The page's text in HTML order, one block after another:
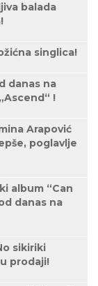
balada
singlica!
danas na
!
Arapović
poglavlje
album “Can
danas na
sikiriki
prodaji!